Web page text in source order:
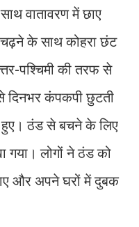
वातावरण में छाए
के साथ कोहरा छंट
पश्चिमी की तरफ से
दिनभर कंपकपी छुटती
हुए। ठंड से बचने के लिए
गया। लोगों ने ठंड को
और अपने घरों में दुबक